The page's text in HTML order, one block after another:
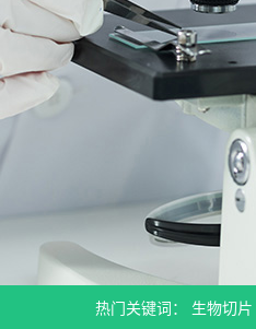
热门关键词： 生物切片